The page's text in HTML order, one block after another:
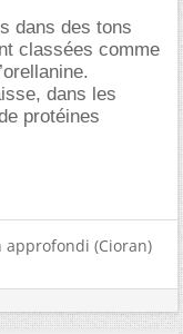
dans des tons
classées comme
dans les
protéines
(Cioran)